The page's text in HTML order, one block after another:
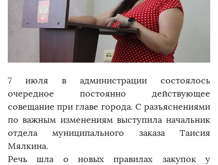
7 июля в администрации состоялось
очередное постоянно действующее
совещание при главе города. С разъяснениями
по важным изменениям выступила начальник
отдела муниципального заказа Таисия
Мялкина.
Речь шла о новых правилах закупок у